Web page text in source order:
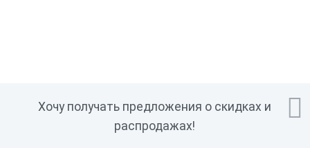

Хочу получать предложения о скидках и
распродажах!